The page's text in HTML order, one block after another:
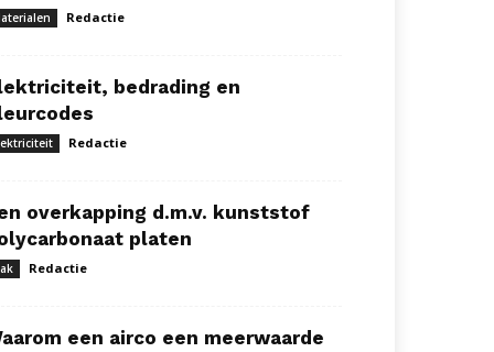
Redactie
bedrading en
Redactie
overkapping d.m.v. kunststof
platen
Redactie
een airco een meerwaarde